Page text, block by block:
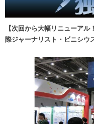
【次回から大幅リニューア
際ジャーナリスト・ビニシウ